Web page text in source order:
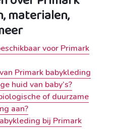
materialen,
voor Primark
Primark babykleding
huid van baby’s?
of duurzame
aan?
bij Primark